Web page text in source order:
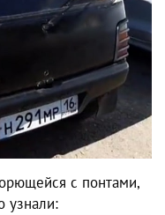
с понтами,
узнали: